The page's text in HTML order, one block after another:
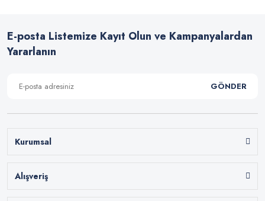
E-posta Listemize Kayıt Olun ve Kampanyalardan
Yararlanın
GÖNDER
Kurumsal
Alışveriş